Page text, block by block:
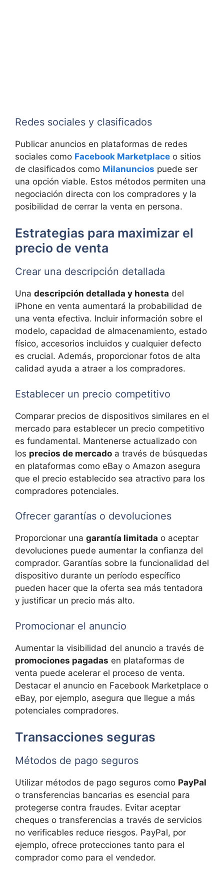
Redes sociales y clasificados
Publicar anuncios en plataformas de redes
sociales como Facebook Marketplace o sitios
de clasificados como Milanuncios puede ser
una opción viable. Estos métodos permiten una
negociación directa con los compradores y la
posibilidad de cerrar la venta en persona.
Estrategias para maximizar el
precio de venta
Crear una descripción detallada
Una descripción detallada y honesta del
iPhone en venta aumentará la probabilidad de
una venta efectiva. Incluir información sobre el
modelo, capacidad de almacenamiento, estado
físico, accesorios incluidos y cualquier defecto
es crucial. Además, proporcionar fotos de alta
calidad ayuda a atraer a los compradores.
Establecer un precio competitivo
Comparar precios de dispositivos similares en el
mercado para establecer un precio competitivo
es fundamental. Mantenerse actualizado con
los precios de mercado a través de búsquedas
en plataformas como eBay o Amazon asegura
que el precio establecido sea atractivo para los
compradores potenciales.
Ofrecer garantías o devoluciones
Proporcionar una garantía limitada o aceptar
devoluciones puede aumentar la confianza del
comprador. Garantías sobre la funcionalidad del
dispositivo durante un período específico
pueden hacer que la oferta sea más tentadora
y justificar un precio más alto.
Promocionar el anuncio
Aumentar la visibilidad del anuncio a través de
promociones pagadas en plataformas de
venta puede acelerar el proceso de venta.
Destacar el anuncio en Facebook Marketplace o
eBay, por ejemplo, asegura que llegue a más
potenciales compradores.
Transacciones seguras
Métodos de pago seguros
Utilizar métodos de pago seguros como PayPal
o transferencias bancarias es esencial para
protegerse contra fraudes. Evitar aceptar
cheques o transferencias a través de servicios
no verificables reduce riesgos. PayPal, por
ejemplo, ofrece protecciones tanto para el
comprador como para el vendedor.